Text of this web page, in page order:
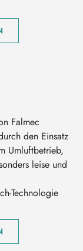
Falmec
den Einsatz
Umluftbetrieb,
leise und
Technologie